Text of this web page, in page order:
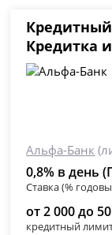
Кредитка
Альфа-Банк
0,8% в день
Ставка (%
от 2 000 до
кредитный